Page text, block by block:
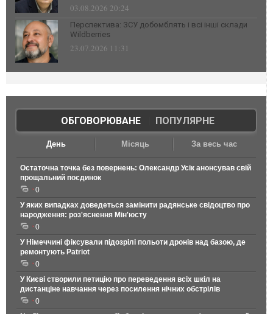
03.08.2026 20:24
Перспектива: ЗСУ добомблять і всі інші склади
Wildberries
23.07.2026 11:31
ОБГОВОРЮВАНЕ| ПОПУЛЯРНЕ
День Місяць За весь час
Остаточна точка без повернень: Олександр Усік анонсував свій
прощальний поєдинок
0
У яких випадках доведеться замінити радянське свідоцтво про
народження: роз'яснення Мін'юсту
0
У Німеччині фіксували підозрілі польоти дронів над базою, де
ремонтують Patriot
0
У Києві створили петицію про переведення всіх шкіл на
дистанціне навчання через посилення нічних обстрілів
0